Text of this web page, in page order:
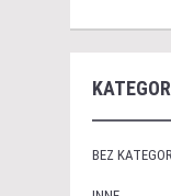
BEZ